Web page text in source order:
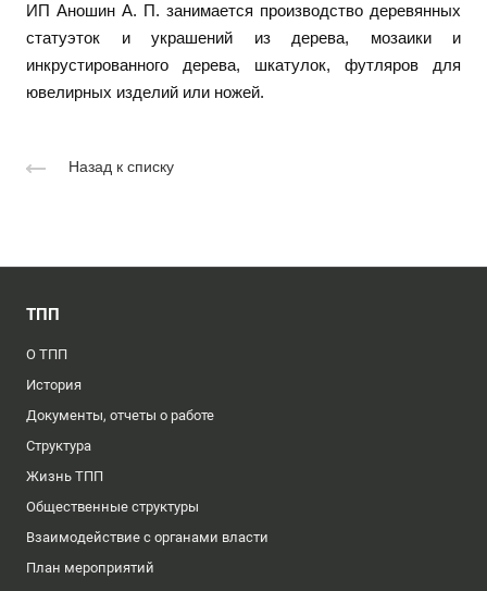
ИП Аношин А. П. занимается производство деревянных
статуэток и украшений из дерева, мозаики и
инкрустированного дерева, шкатулок, футляров для
ювелирных изделий или ножей.
Назад к списку
ТПП
О ТПП
История
Документы, отчеты о работе
Структура
Жизнь ТПП
Общественные структуры
Взаимодействие с органами власти
План мероприятий